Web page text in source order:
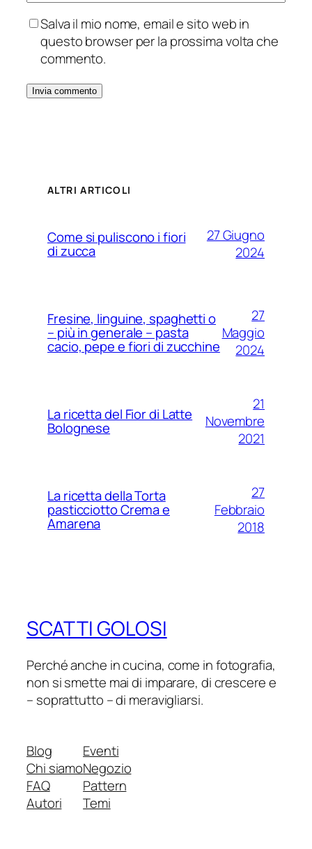
Salva il mio nome, email e sito web in
questo browser per la prossima volta che
commento.
ALTRI ARTICOLI
Come si puliscono i fiori
di zucca
27 Giugno
2024
Fresine, linguine, spaghetti o
– più in generale – pasta
cacio, pepe e fiori di zucchine
27
Maggio
2024
La ricetta del Fior di Latte
Bolognese
21
Novembre
2021
La ricetta della Torta
pasticciotto Crema e
Amarena
27
Febbraio
2018
SCATTI GOLOSI
Perché anche in cucina, come in fotografia,
non si smette mai di imparare, di crescere e
– soprattutto – di meravigliarsi.
Blog
Chi siamo
FAQ
Autori
Eventi
Negozio
Pattern
Temi